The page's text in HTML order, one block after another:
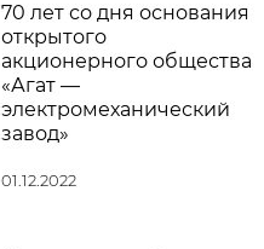
70 лет со дня основания
открытого
акционерного общества
«Агат —
электромеханический
завод»
01.12.2022